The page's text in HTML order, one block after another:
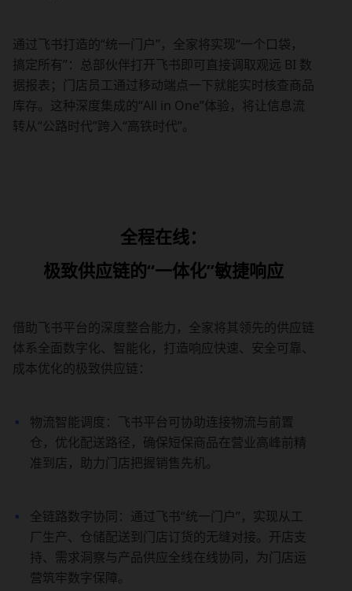
通过飞书打造的“统一门户”，全家将实现“一个口袋，
搞定所有”：总部伙伴打开飞书即可直接调取观远 BI 数
据报表；门店员工通过移动端点一下就能实时核查商品
库存。这种深度集成的“All in One”体验，将让信息流
转从“公路时代”跨入“高铁时代”。
全程在线：
极致供应链的“一体化”敏捷响应
借助飞书平台的深度整合能力，全家将其领先的供应链
体系全面数字化、智能化，打造响应快速、安全可靠、
成本优化的极致供应链：
物流智能调度：飞书平台可协助连接物流与前置
仓，优化配送路径，确保短保商品在营业高峰前精
准到店，助力门店把握销售先机。
全链路数字协同：通过飞书“统一门户”，实现从工
厂生产、仓储配送到门店订货的无缝对接。开店支
持、需求洞察与产品供应全线在线协同，为门店运
营筑牢数字保障。